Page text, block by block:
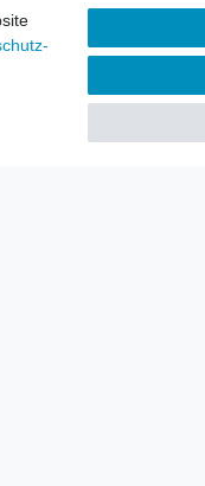
mit